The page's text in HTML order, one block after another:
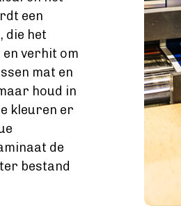
een
die het
verhit om
mat en
houd in
kleuren er
de
bestand